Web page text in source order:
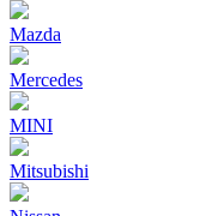
Mazda
Mercedes
MINI
Mitsubishi